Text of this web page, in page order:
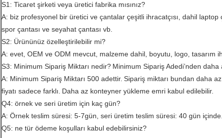
S1: Ticaret şirketi veya üretici fabrika mısınız?
A: biz profesyonel bir üretici ve çantalar çeşitli ihracatçısı, dahil laptop
spor çantası ve seyahat çantası vb.
S2: Ürününüz özelleştirilebilir mi?
A: evet, OEM ve ODM mevcut, malzeme dahil, boyutu, logo, tasarım
S3: Minimum Sipariş Miktarı nedir? Minimum Sipariş Adedi’nden
A: Minimum Sipariş Miktarı 500 adettir. Sipariş miktarı bundan daha
fiyatı sadece farklı. Daha az konteyner yükleme emri kabul edilebilir.
Q4: örnek ve seri üretim için kaç gün?
A: Örnek teslim süresi: 5-7gün, seri üretim teslim süresi: 40 gün
Q5: ne tür ödeme koşulları kabul edebilirsiniz?